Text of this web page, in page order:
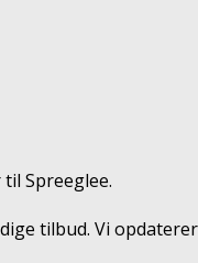
Spreeglee.
tilbud. Vi